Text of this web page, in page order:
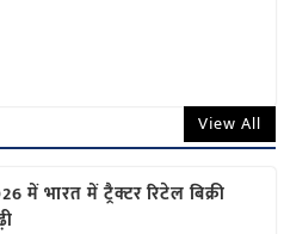
View All
में भारत में ट्रैक्टर रिटेल बिक्री